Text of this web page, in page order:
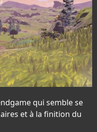
qui semble se
et à la finition du